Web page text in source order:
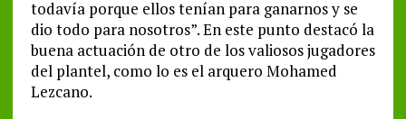
todavía porque ellos tenían para ganarnos y se
dio todo para nosotros”. En este punto destacó la
buena actuación de otro de los valiosos jugadores
del plantel, como lo es el arquero Mohamed
Lezcano.